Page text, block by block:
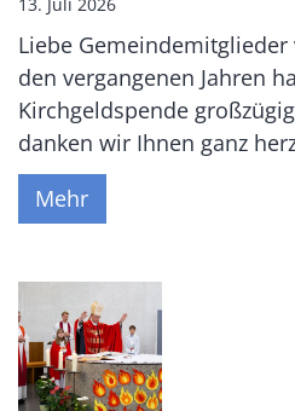
Liebe Gemeindemitglieder
den vergangenen Jahren
Kirchgeldspende
danken wir Ihnen ganz
Mehr